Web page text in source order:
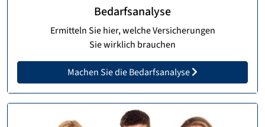
Bedarfsanalyse
Ermitteln Sie hier, welche Versicherungen
Sie wirklich brauchen
Machen Sie die Bedarfsanalyse